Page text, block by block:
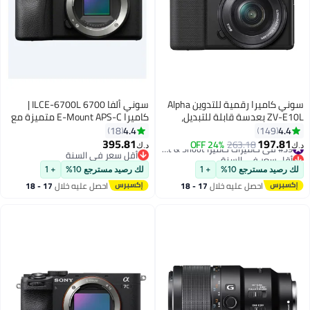
سوني كاميرا رقمية للتدوين Alpha
ZV-E10L بعدسة قابلة للتبديل،
مستشعر Exmor CMOS كبير من نوع
APS-C بدقة 24.2 ميجابكسل مع
عدسة 16-50 مم، 24.2 ميجابكسل،
أسود
4.4
149
د.ك‏197.81
263.18
24% OFF
أقل سعر في السنة
لك رصيد مسترجع 10% + 1
احصل عليه خلال 17 - 18
سوني ألفا 6700 ILCE-6700L |
كاميرا E-Mount APS-C متميزة مع
مجموعة SELP1650
4.4
18
د.ك‏395.81
أقل سعر في السنة
أقل سعر في السنة
لك رصيد مسترجع 10% + 1
احصل عليه خلال 17 - 18